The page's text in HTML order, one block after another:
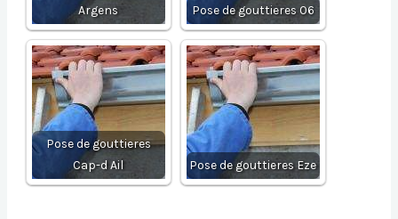
Argens
Pose de gouttieres 06
Pose de gouttieres
Cap-d Ail
Pose de gouttieres Eze